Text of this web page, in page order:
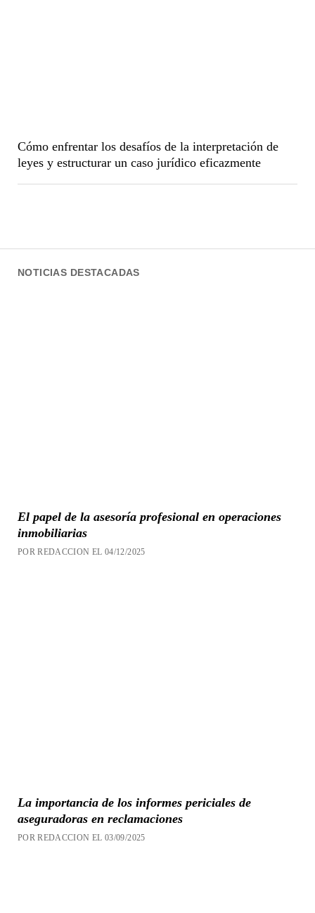
NOTICIAS DESTACADAS
El papel de la asesoría profesional en operaciones
inmobiliarias
POR REDACCION EL 04/12/2025
La importancia de los informes periciales de
aseguradoras en reclamaciones
POR REDACCION EL 03/09/2025
Cómo enfrentar los desafíos de la interpretación de
leyes y estructurar un caso jurídico eficazmente